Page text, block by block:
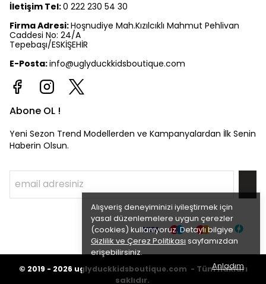
Alışveriş deneyiminizi iyileştirmek için
yasal düzenlemelere uygun çerezler
(cookies) kullanıyoruz. Detaylı bilgiye
Gizlilik ve Çerez Politikası sayfamızdan
erişebilirsiniz.
Anladım
İletişim Tel:0 222 230 54 30
Firma Adresi:Hoşnudiye Mah.Kızılcıklı Mahmut Pehlivan
Caddesi No: 24/A
Tepebaşı/ESKİŞEHİR
E-Posta:info@uglyduckkidsboutique.com
Abone OL !
Yeni Sezon Trend Modellerden ve Kampanyalardan İlk Senin
Haberin Olsun.
© 2019 - 2026 uglyduckkidsboutique.com - Tüm hakları
saklıdır.